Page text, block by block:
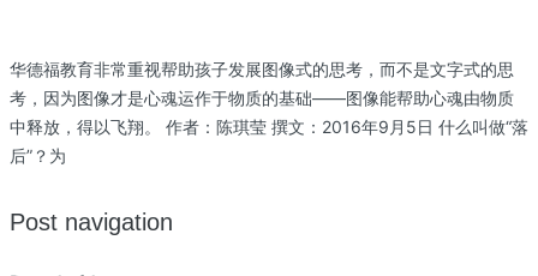
华德福教育非常重视帮助孩子发展图像式的思考，而不是文字式的思
考，因为图像才是心魂运作于物质的基础——图像能帮助心魂由物质
中释放，得以飞翔。 作者：陈琪莹 撰文：2016年9月5日 什么叫做“落
后”？为
Post navigation